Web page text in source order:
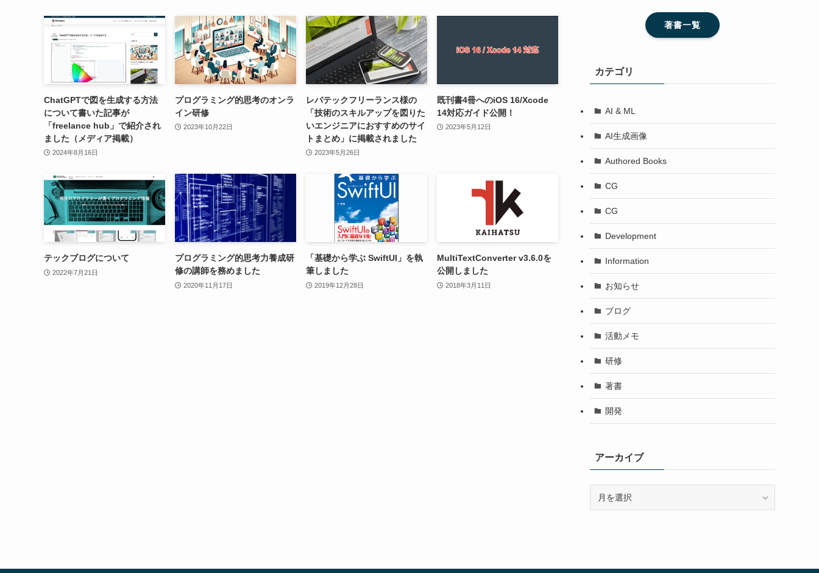
ChatGPTで図を生成する方法
について書いた記事が
「freelance hub」で紹介され
ました（メディア掲載）
2024年8月16日
プログラミング的思考のオンラ
イン研修
2023年10月22日
レバテックフリーランス様の
「技術のスキルアップを図りた
いエンジニアにおすすめのサイ
トまとめ」に掲載されました
2023年5月26日
既刊書4冊へのiOS 16/Xcode
14対応ガイド公開！
2023年5月12日
テックブログについて
2022年7月21日
プログラミング的思考力養成研
修の講師を務めました
2020年11月17日
「基礎から学ぶ SwiftUI」を執
筆しました
2019年12月28日
MultiTextConverter v3.6.0を
公開しました
2018年3月11日
著書一覧
カテゴリ
AI & ML
AI生成画像
Authored Books
CG
CG
Development
Information
お知らせ
ブログ
活動メモ
研修
著書
開発
アーカイブ